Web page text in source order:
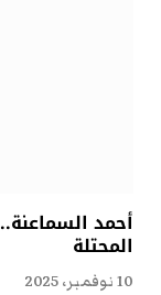
أحمد
المحتلة
10 نوفمبر، 2025